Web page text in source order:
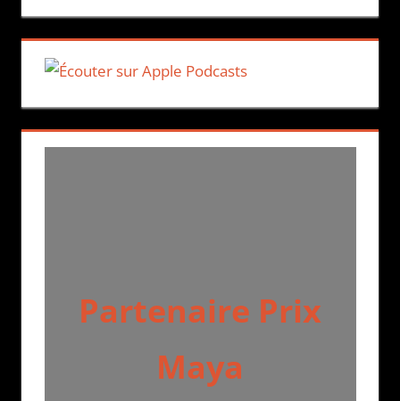
Partenaire Prix
Maya